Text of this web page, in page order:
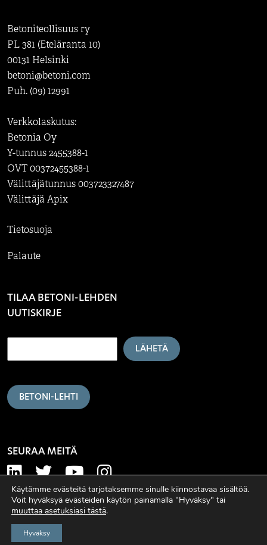
Betoniteollisuus ry
PL 381 (Eteläranta 10)
00131 Helsinki
betoni@betoni.com
Puh. (09) 12991
Verkkolaskutus:
Betonia Oy
Y-tunnus 2455388-1
OVT 00372455388-1
Välittäjätunnus 003723327487
Välittäjä Apix
Tietosuoja
Palaute
TILAA BETONI-LEHDEN
UUTISKIRJE
LÄHETÄ
BETONI-LEHTI
SEURAA MEITÄ
Käytämme evästeitä tarjotaksemme sinulle kiinnostavaa sisältöä.
Voit hyväksyä evästeiden käytön painamalla "Hyväksy" tai
muuttaa asetuksiasi tästä.
Hyväksy